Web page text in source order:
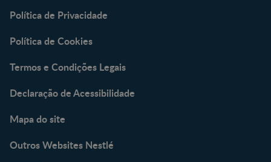
Política de Privacidade
Política de Cookies
Termos e Condições Legais
Declaração de Acessibilidade
Mapa do site
Outros Websites Nestlé